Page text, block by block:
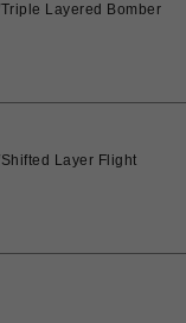
Layered Bomber
Layer Flight